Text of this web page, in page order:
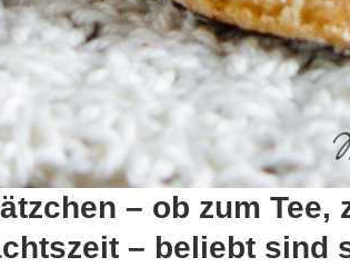
– ob zum Tee,
– beliebt sind